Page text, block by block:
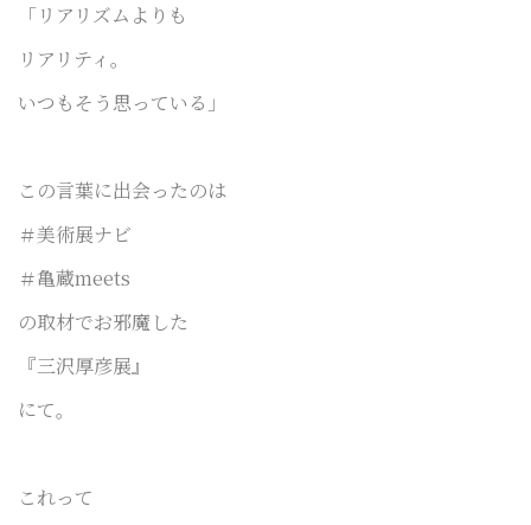
「リアリズムよりも
リアリティ。
いつもそう思っている」
この言葉に出会ったのは
＃美術展ナビ
＃亀蔵meets
の取材でお邪魔した
『三沢厚彦展』
にて。
これって